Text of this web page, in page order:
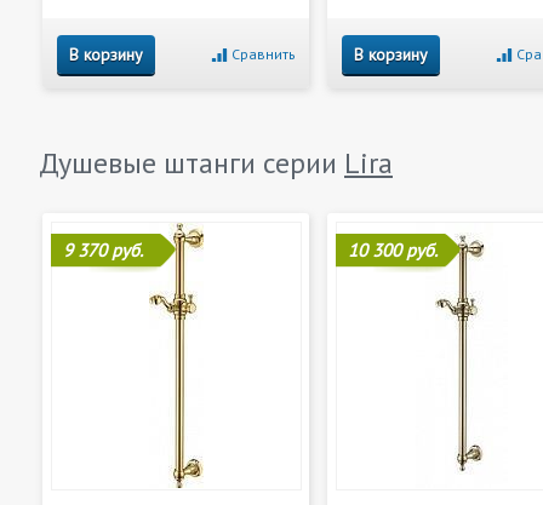
В корзину Сравнить В корзину
Душевые штанги серии Lira
9 370 руб. 10 300 руб.